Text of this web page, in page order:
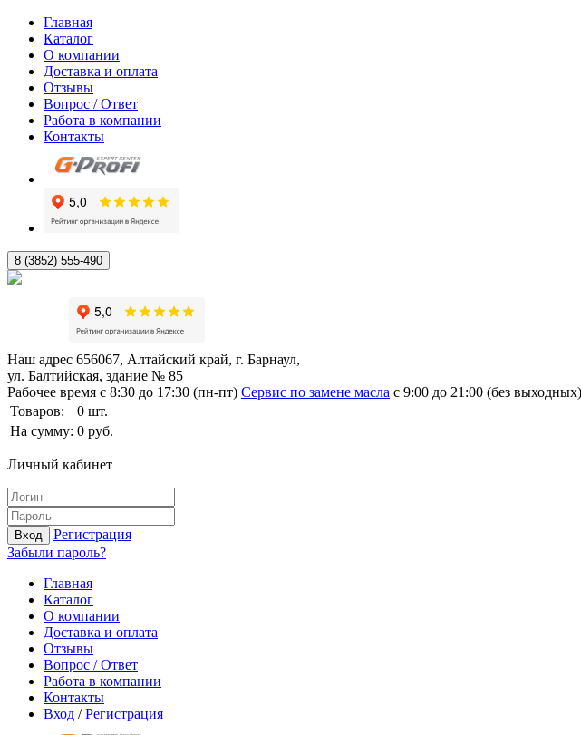
Главная
Каталог
О компании
Доставка и оплата
Отзывы
Вопрос / Ответ
Работа в компании
Контакты
8 (3852) 555-490
Наш адрес 656067, Алтайский край, г. Барнаул,
ул. Балтийская, здание № 85
Рабочее время с 8:30 до 17:30 (пн-пт) Сервис по замене масла с 9:00 до 21:00 (без выходных)
Товаров:
0 шт.
На сумму: 0 руб.
Личный кабинет
Вход
Регистрация
Забыли пароль?
Главная
Каталог
О компании
Доставка и оплата
Отзывы
Вопрос / Ответ
Работа в компании
Контакты
Вход /Регистрация